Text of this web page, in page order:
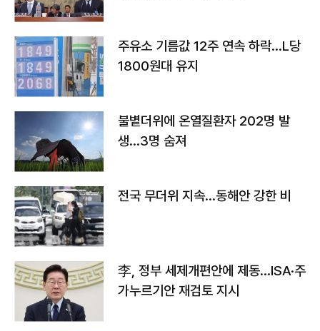
주유소 기름값 12주 연속 하락…L당
1800원대 유지
불볕더위에 온열질환자 202명 발
생…3명 숨져
전국 무더위 지속…동해안 강한 비
李, 정부 세제개편안에 제동…ISA·주
가누르기안 재검토 지시